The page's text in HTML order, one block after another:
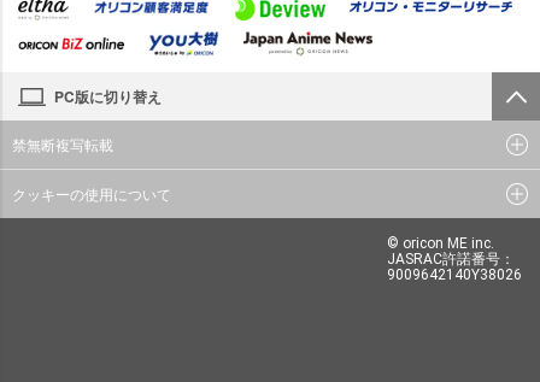
PC版に切り替え
禁無断複写転載
クッキーの使用について
© oricon ME inc.
JASRAC許諾番号：
9009642140Y38026